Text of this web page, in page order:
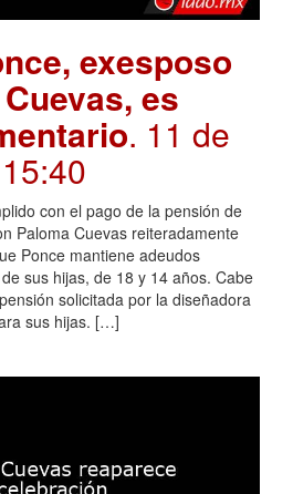
exesposo
es
. 11 de
con el pago de la pensión de
Paloma Cuevas reiteradamente
Ponce mantiene adeudos
sus hijas, de 18 y 14 años. Cabe
solicitada por la diseñadora
sus hijas. […]